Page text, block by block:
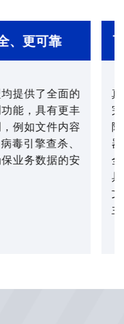
、更可靠
提供了全面的
能，具有更丰
例如文件内容
毒引擎查杀、
业务数据的安